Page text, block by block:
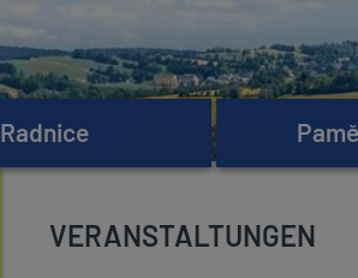
Radnice
VERANSTALTUNGEN